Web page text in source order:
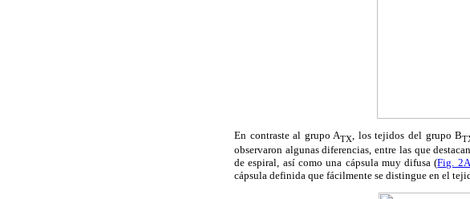
En contraste al grupo ATX , los tejidos del grupo B
observaron algunas diferencias, entre las que
de espiral, así como una cápsula muy difusa (Fig.
cápsula definida que fácilmente se distingue en el